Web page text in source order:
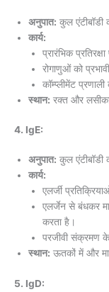
अनुपात: कुल
कार्य:
प्रारंभिक
रोगाणुओं को
कॉम्प्लीमेंट
स्थान: रक्त और लसीका
4. IgE:
अनुपात: कुल एंटीबॉडी
कार्य:
एलर्जी
एलर्जेन से बंधकर
करता है।
परजीवी संक्रमण के
स्थान: ऊतकों में और
5. IgD: